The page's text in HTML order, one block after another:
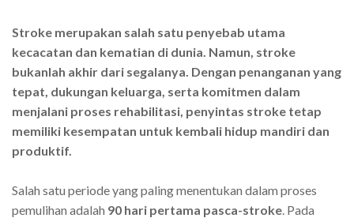
Stroke merupakan salah satu penyebab utama
kecacatan dan kematian di dunia. Namun, stroke
bukanlah akhir dari segalanya. Dengan penanganan yang
tepat, dukungan keluarga, serta komitmen dalam
menjalani proses rehabilitasi, penyintas stroke tetap
memiliki kesempatan untuk kembali hidup mandiri dan
produktif.
Salah satu periode yang paling menentukan dalam proses
pemulihan adalah 90 hari pertama pasca-stroke . Pada